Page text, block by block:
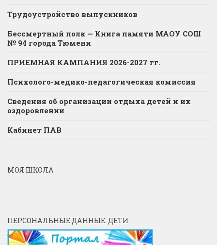
Трудоустройство выпускников
Бессмертный полк — Книга памяти МАОУ СОШ
№ 94 города Тюмени
ПРИЕМНАЯ КАМПАНИЯ 2026-2027 гг.
Психолого-медико-педагогическая комиссия
Сведения об организации отдыха детей и их
оздоровлении
Кабинет ПАВ
МОЯ ШКОЛА
ПЕРСОНАЛЬНЫЕ ДАННЫЕ. ДЕТИ